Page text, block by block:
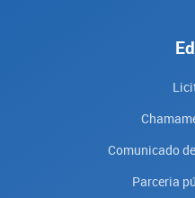
Comunicado
Parceria